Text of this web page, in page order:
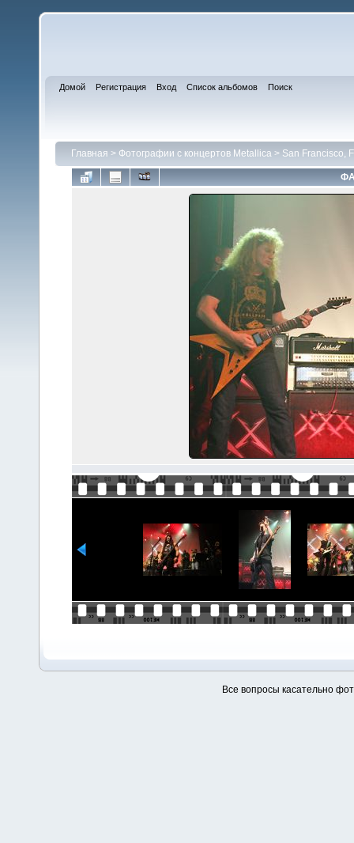
Домой Регистрация Вход Список альбомов Поиск
Главная > Фотографии с концертов Metallica > San Francisco,
Все вопросы касательно